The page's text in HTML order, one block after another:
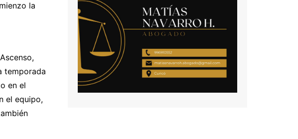
la
temporada
en el
el equipo,